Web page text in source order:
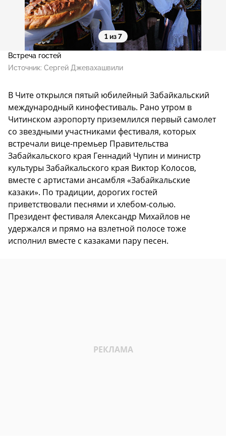
1 из 7
Встреча гостей
Источник: Сергей Джевахашвили
В Чите открылся пятый юбилейный Забайкальский
международный кинофестиваль. Рано утром в
Читинском аэропорту приземлился первый самолет
со звездными участниками фестиваля, которых
встречали вице-премьер Правительства
Забайкальского края Геннадий Чупин и министр
культуры Забайкальского края Виктор Колосов,
вместе с артистами ансамбля «Забайкальские
казаки». По традиции, дорогих гостей
приветствовали песнями и хлебом-солью.
Президент фестиваля Александр Михайлов не
удержался и прямо на взлетной полосе тоже
исполнил вместе с казаками пару песен.